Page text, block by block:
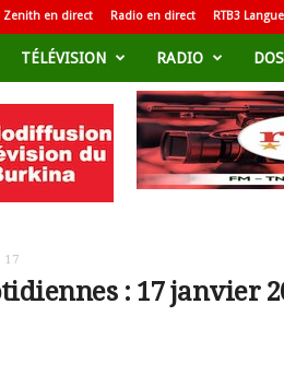
Zenith en direct Radio en direct RTB3
TÉLÉVISION RADIO
17
: 17 janvier